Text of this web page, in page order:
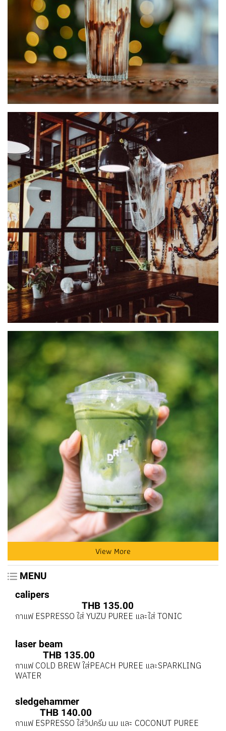
View More
MENU
calipers
THB 135.00
กาแฟ ESPRESSO ใส่ YUZU PUREE และใส่ TONIC
laser beam
THB 135.00
กาแฟ COLD BREW ใส่PEACH PUREE และSPARKLING
WATER
sledgehammer
THB 140.00
กาแฟ ESPRESSO ใส่วิปครีม นม และ COCONUT PUREE